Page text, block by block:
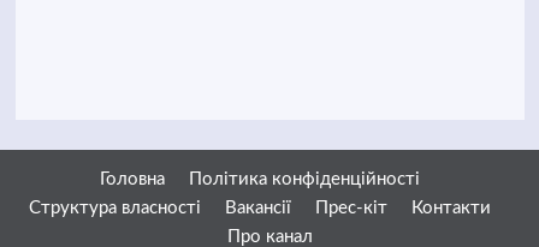
Головна
Політика конфіденційності
Структура власності
Вакансії Прес-кіт
Контакти
Про канал